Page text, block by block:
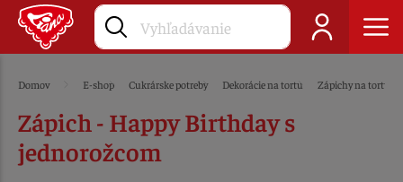
Domov E-shop Cukrárske potreby Dekorácie na tortu Zápichy na tortu
Zápich - Happy Birthday s
jednorožcom